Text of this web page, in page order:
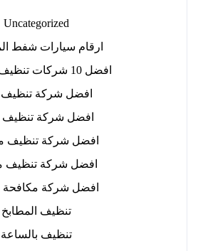
Uncategorized
ارقام سيارات شفط
افضل 10 شركات تنظيف المنازل
افضل شركة تنظيف
افضل شركة
افضل شركة تنظيف
افضل شركة تنظيف
افضل شركة مكافحة
تنظيف المطابخ
تنظيف بالساعة